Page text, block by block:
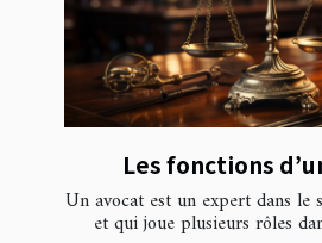
Les fonctions
Un avocat est un expert dans le
et qui joue plusieurs rôles